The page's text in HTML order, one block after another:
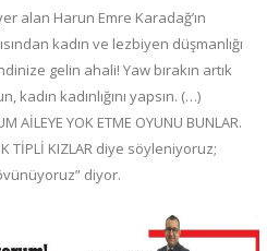
alan Harun Emre Karadağ’ın
kadın ve lezbiyen düşmanlığı
gelin ahali! Yaw bırakın artık
kadınlığını yapsın. (…)
AİLEYE YOK ETME OYUNU BUNLAR.
TİPLİ KIZLAR diye söyleniyoruz;
diyor.